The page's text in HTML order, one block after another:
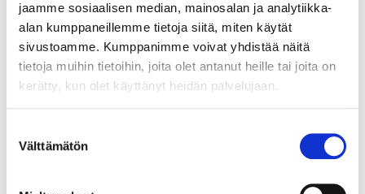
jaamme sosiaalisen median, mainosalan ja analytiikka-
alan kumppaneillemme tietoja siitä, miten käytät
sivustoamme. Kumppanimme voivat yhdistää näitä
tietoja muihin tietoihin, joita olet antanut heille tai joita on
kerätty, kun olet käyttänyt heidän palvelujaan.
valinta
Välttämätön